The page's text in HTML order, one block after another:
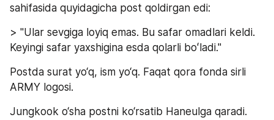
sahifasida quyidagicha post qoldirgan edi:
> "Ular sevgiga loyiq emas. Bu safar omadlari keldi.
Keyingi safar yaxshigina esda qolarli boʻladi."
Postda surat yo‘q, ism yo‘q. Faqat qora fonda sirli
ARMY logosi.
Jungkook o‘sha postni ko‘rsatib Haneulga qaradi.